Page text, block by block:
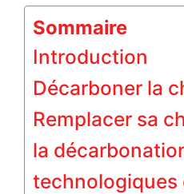
Sommaire
Introduction
Décarboner la
Remplacer sa
la
technologiques